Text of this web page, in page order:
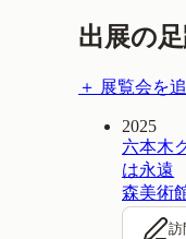
出展の
＋ 展覧会を
2025
六本木
は永遠
森美術
訪